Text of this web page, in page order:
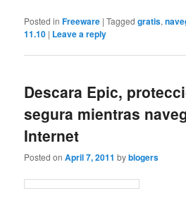
Posted in Freeware |Tagged gratis,
11.10 | Leave a reply
Descara Epic,
segura mientras
Internet
Posted onApril 7, 2011 byblogers